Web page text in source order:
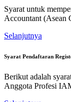
Syarat untuk
Accountant
Selanjutnya
Syarat Pendaftaran
Berikut adalah
Anggota Profesi